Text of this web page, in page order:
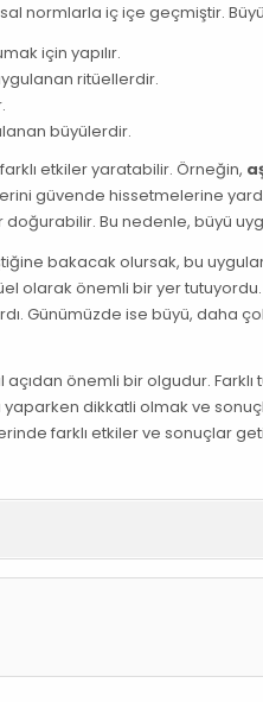
normlarla iç içe geçmiştir. Büyü
için yapılır.
ritüellerdir.
büyülerdir.
etkiler yaratabilir. Örneğin,
güvende hissetmelerine
Bu nedenle, büyü
bakacak olursak, bu
olarak önemli bir yer
Günümüzde ise büyü, daha
önemli bir olgudur. Farklı
dikkatli olmak ve
farklı etkiler ve sonuçlar